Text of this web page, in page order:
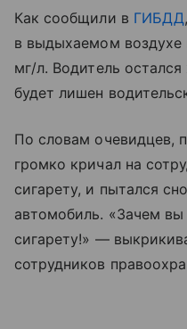
Как сообщили в ГИБДД
в выдыхаемом воздухе
мг/л. Водитель
будет лишен
По словам очевидцев,
громко кричал на
сигарету, и пытался
автомобиль. «Зачем
сигарету!» —
сотрудников